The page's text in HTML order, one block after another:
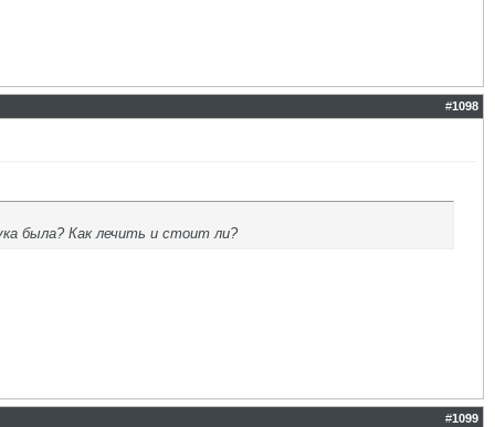
#1098
была? Как лечить и стоит ли?
#1099